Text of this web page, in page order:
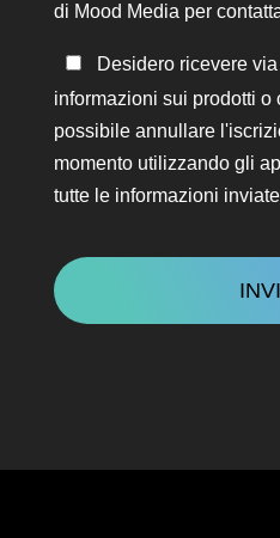
di Mood Media per
Rimanere
in
contatto
Desidero ricevere
informazioni sui prodotti o
possibile annullare
momento utilizzando gli
tutte le informazioni